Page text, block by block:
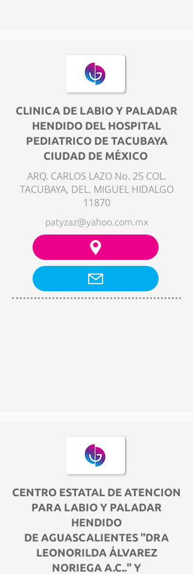
CLINICA DE LABIO Y PALADAR
HENDIDO DEL HOSPITAL
PEDIATRICO DE TACUBAYA
CIUDAD DE MÉXICO
ARQ. CARLOS LAZO No. 25 COL.
TACUBAYA, DEL. MIGUEL HIDALGO
11870
patyzaz@yahoo.com.mx
CENTRO ESTATAL DE ATENCION
PARA LABIO Y PALADAR
HENDIDO
DE AGUASCALIENTES "DRA
LEONORILDA ÁLVAREZ
NORIEGA A.C.." Y